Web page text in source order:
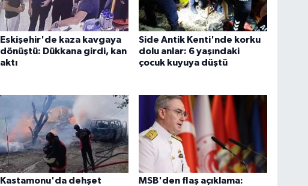
Eskişehir'de kaza kavgaya
dönüştü: Dükkana girdi, kan
aktı
Side Antik Kenti'nde korku
dolu anlar: 6 yaşındaki
çocuk kuyuya düştü
Kastamonu'da dehşet
MSB'den flaş açıklama: